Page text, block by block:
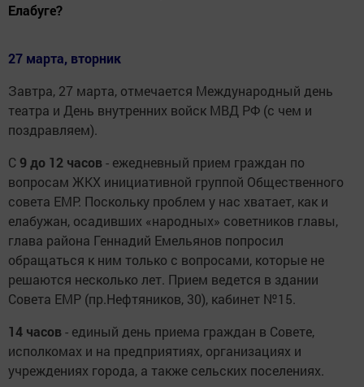
Елабуге?
27 марта, вторник
Завтра, 27 марта, отмечается Международный день
театра и День внутренних войск МВД РФ (с чем и
поздравляем).
С 9 до 12 часов- ежедневный прием граждан по
вопросам ЖКХ инициативной группой Общественного
совета ЕМР. Поскольку проблем у нас хватает, как и
елабужан, осадивших «народных» советников главы,
глава района Геннадий Емельянов попросил
обращаться к ним только с вопросами, которые не
решаются несколько лет. Прием ведется в здании
Совета ЕМР (пр.Нефтяников, 30), кабинет №15.
14 часов- единый день приема граждан в Совете,
исполкомах и на предприятиях, организациях и
учреждениях города, а также сельских поселениях.